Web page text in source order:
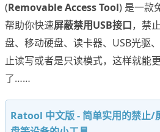
(Removable Access Tool) 是一款
帮助你快速屏蔽禁用USB接口，禁
盘、移动硬盘、读卡器、USB光驱
止读写或者是只读模式，这样就能
了……
Ratool 中文版 - 简单实用的禁止/